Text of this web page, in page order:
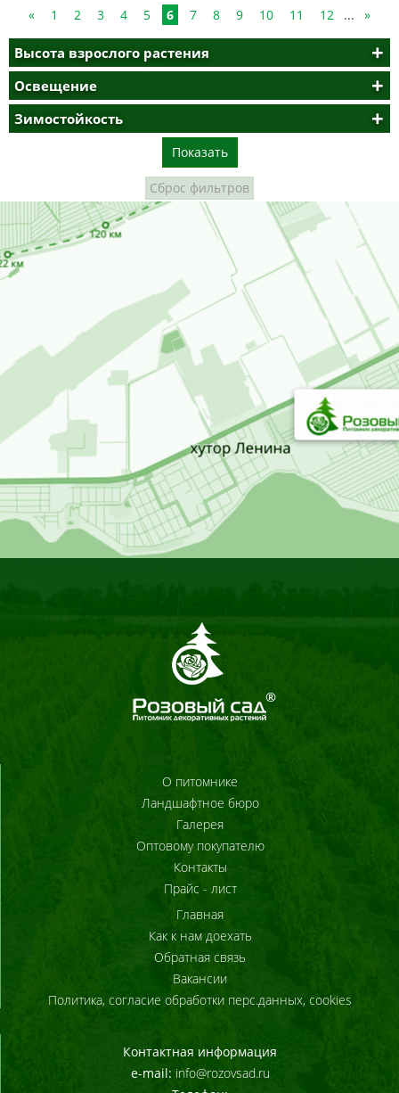
« 1 2 3 4 5 6 7 8 9 10 11 12 ... »
Высота взрослого растения
Освещение
Зимостойкость
Показать
Сброс фильтров
О питомнике
Ландшафтное бюро
Галерея
Оптовому покупателю
Контакты
Прайс - лист
Главная
Как к нам доехать
Обратная связь
Вакансии
Политика, согласие обработки перс.данных, cookies
Контактная информация
e-mail: info@rozovsad.ru